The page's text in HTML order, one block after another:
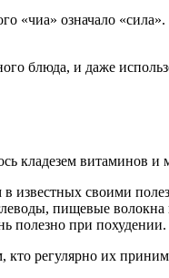
«чиа» означало
блюда, и даже
кладезем витаминов и
известных своими
пищевые
полезно при похудении.
кто регулярно их